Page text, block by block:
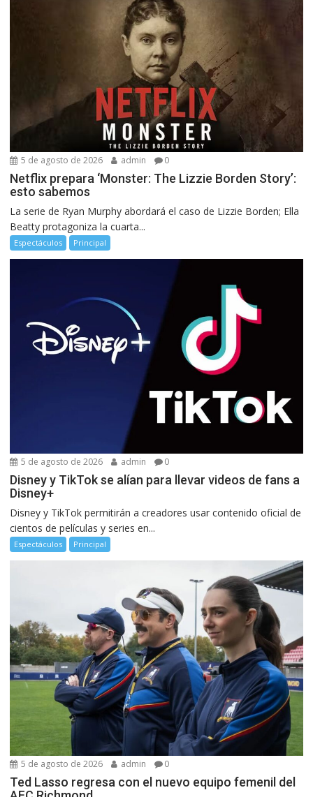
5 de agosto de 2026 admin 0
Netflix prepara ‘Monster: The Lizzie Borden Story’:
esto sabemos
La serie de Ryan Murphy abordará el caso de Lizzie Borden; Ella
Beatty protagoniza la cuarta...
Espectáculos Principal
5 de agosto de 2026 admin 0
Disney y TikTok se alían para llevar videos de fans a
Disney+
Disney y TikTok permitirán a creadores usar contenido oficial de
cientos de películas y series en...
Espectáculos Principal
5 de agosto de 2026 admin 0
Ted Lasso regresa con el nuevo equipo femenil del